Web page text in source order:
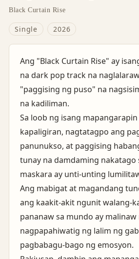
Black Curtain Rise
Single 2026
Ang "Black Curtain Rise" ay
na dark pop track na
"paggising ng puso" na
na kadiliman.
Sa loob ng isang
kapaligiran, nagtatagpo ang
panunukso, at paggising
tunay na damdaming nakatago
maskara ay unti-unting
Ang mabigat at magandang
ang kaakit-akit ngunit walang-
pananaw sa mundo ay malinaw
nagpapahiwatig ng lalim ng
pagbabagu-bago ng emosyon.